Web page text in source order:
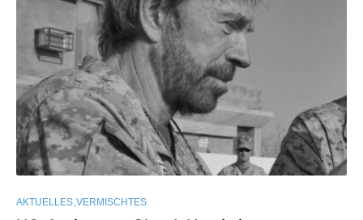
AKTUELLES VERMISCHTES